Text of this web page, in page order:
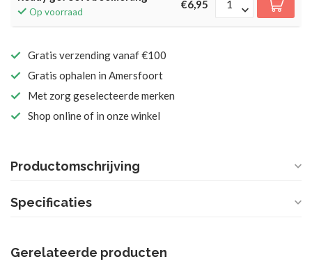
Op voorraad
€6,95
Gratis verzending vanaf €100
Gratis ophalen in Amersfoort
Met zorg geselecteerde merken
Shop online of in onze winkel
Productomschrijving
Specificaties
Gerelateerde producten